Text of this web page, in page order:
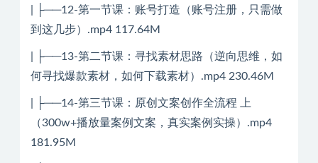
| ├──12-第一节课：账号打造（账号注册，只需做
到这几步）.mp4 117.64M
| ├──13-第二节课：寻找素材思路（逆向思维，如
何寻找爆款素材，如何下载素材）.mp4 230.46M
| ├──14-第三节课：原创文案创作全流程 上
（300w+播放量案例文案，真实案例实操）.mp4
181.95M